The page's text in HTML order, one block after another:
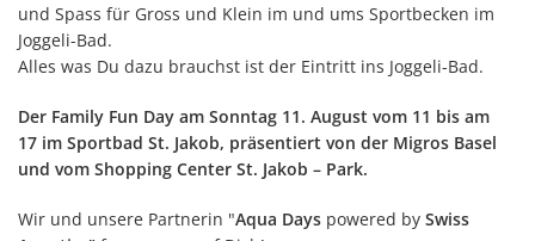
und Spass für Gross und Klein im und ums Sportbecken im
Joggeli-Bad.
Alles was Du dazu brauchst ist der Eintritt ins Joggeli-Bad.
Der Family Fun Day am Sonntag 11. August vom 11 bis am
17 im Sportbad St. Jakob, präsentiert von der Migros Basel
und vom Shopping Center St. Jakob – Park.
Wir und unsere Partnerin "Aqua Days powered by Swiss